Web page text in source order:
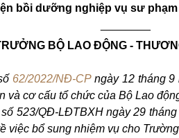
bồi dưỡng nghiệp vụ sư
BỘ LAO ĐỘNG -
ố 62/2022/NĐ-CPngày 12 tháng 9
và cơ cấu tổchức của Bộ Lao
ố 523/QĐ-LĐTBXH ngày 29
việc bổsung nhiệm vụ cho